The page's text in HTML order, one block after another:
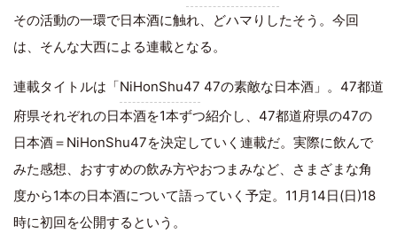
その活動の一環で日本酒に触れ、どハマりしたそう。今回
は、そんな大西による連載となる。
連載タイトルは「NiHonShu47 47の素敵な日本酒」。47都道
府県それぞれの日本酒を1本ずつ紹介し、47都道府県の47の
日本酒＝NiHonShu47を決定していく連載だ。実際に飲んで
みた感想、おすすめの飲み方やおつまみなど、さまざまな角
度から1本の日本酒について語っていく予定。11月14日(日)18
時に初回を公開するという。